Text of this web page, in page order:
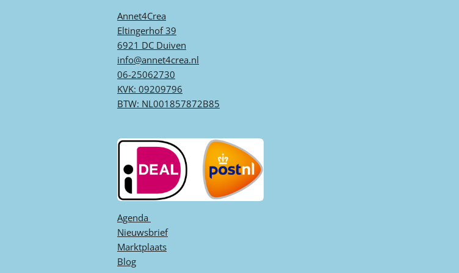
Annet4Crea
Eltingerhof 39
6921 DC Duiven
info@annet4crea.nl
06-25062730
KVK: 09209796
BTW: NL001857872B85
Agenda ​
Nieuwsbrief
Marktplaats
Blog